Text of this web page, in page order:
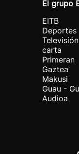
El grupo
EITB
Deportes
carta
Primeran
Gaztea
Makusi
Guau -
Audioa